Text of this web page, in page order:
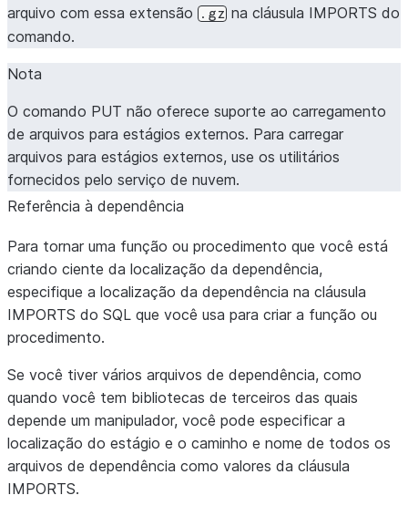
arquivo com essa extensão .gz na cláusula IMPORTS do
comando.
Nota
O comando PUT não oferece suporte ao carregamento
de arquivos para estágios externos. Para carregar
arquivos para estágios externos, use os utilitários
fornecidos pelo serviço de nuvem.
Referência à dependência
Para tornar uma função ou procedimento que você está
criando ciente da localização da dependência,
especifique a localização da dependência na cláusula
IMPORTS do SQL que você usa para criar a função ou
procedimento.
Se você tiver vários arquivos de dependência, como
quando você tem bibliotecas de terceiros das quais
depende um manipulador, você pode especificar a
localização do estágio e o caminho e nome de todos os
arquivos de dependência como valores da cláusula
IMPORTS.